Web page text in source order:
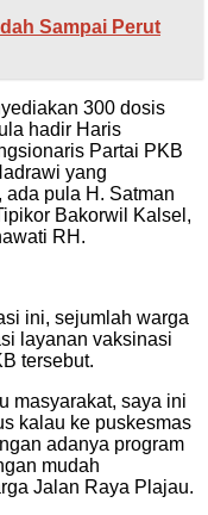
Sampai Perut
300 dosis
hadir Haris
Partai PKB
yang
ada pula H. Satman
Bakorwil Kalsel,
RH.
ini, sejumlah warga
layanan vaksinasi
tersebut.
masyarakat, saya ini
kalau ke puskesmas
adanya program
mudah
Jalan Raya Plajau.